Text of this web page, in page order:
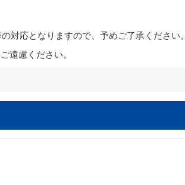
対応となりますので、予めご了承ください。
遠慮ください。